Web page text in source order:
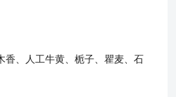
香、人工牛黄、栀子、瞿麦、石